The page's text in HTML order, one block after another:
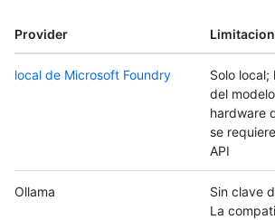
Provider
local de Microsoft Foundry
Solo local;
del
hardware
se
API
Ollama
Sin clave
La